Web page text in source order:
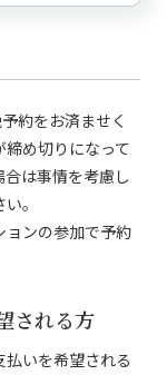
約をお済ませく
め切りになって
は事情を考慮し
。
ョンの参加で予約
される方
いを希望される